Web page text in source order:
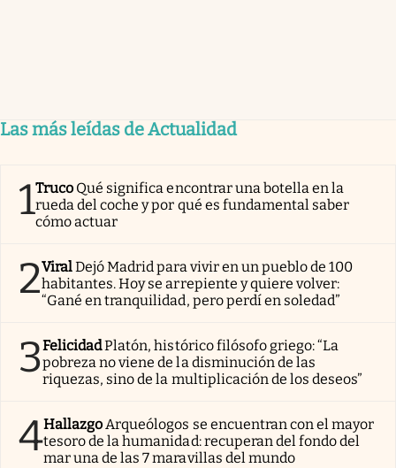
Las más leídas de Actualidad
1Truco Qué significa encontrar una botella en la
rueda del coche y por qué es fundamental saber
cómo actuar
2ViralDejó Madrid para vivir en un pueblo de 100
habitantes. Hoy se arrepiente y quiere volver:
“Gané en tranquilidad, pero perdí en soledad”
3FelicidadPlatón, histórico filósofo griego: “La
pobreza no viene de la disminución de las
riquezas, sino de la multiplicación de los deseos”
4HallazgoArqueólogos se encuentran con el mayor
tesoro de la humanidad: recuperan del fondo del
mar una de las 7 maravillas del mundo